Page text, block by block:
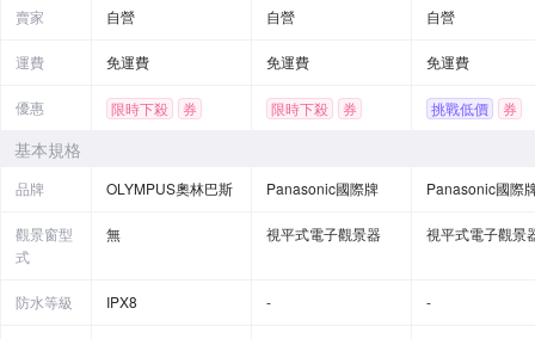
賣家 自營 自營 自營
運費 免運費 免運費 免運費
優惠 限時下殺 券 限時下殺 券 挑戰低價
券
基本規格
品牌 OLYMPUS奧林巴斯 Panasonic國際牌 Panasonic國際
觀景窗型
式
無 視平式電子觀景器 視平式電子觀景
防水等級 IPX8 - -